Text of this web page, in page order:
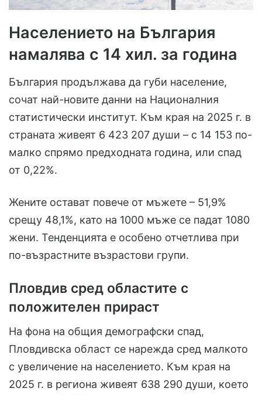
Населението на България
намалява с 14 хил. за година
България продължава да губи население,
сочат най-новите данни на Националния
статистически институт. Към края на 2025 г. в
страната живеят 6 423 207 души – с 14 153 по-
малко спрямо предходната година, или спад
от 0,22%.
Жените остават повече от мъжете – 51,9%
срещу 48,1%, като на 1000 мъже се падат 1080
жени. Тенденцията е особено отчетлива при
по-възрастните възрастови групи.
Пловдив сред областите с
положителен прираст
На фона на общия демографски спад,
Пловдивска област се нарежда сред малкото
с увеличение на населението. Към края на
2025 г. в региона живеят 638 290 души, което